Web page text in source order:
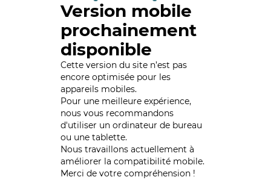
Version mobile
prochainement
disponible
Cette version du site n’est pas
encore optimisée pour les
appareils mobiles.
Pour une meilleure expérience,
nous vous recommandons
d'utiliser un ordinateur de bureau
ou une tablette.
Nous travaillons actuellement à
améliorer la compatibilité mobile.
Merci de votre compréhension !